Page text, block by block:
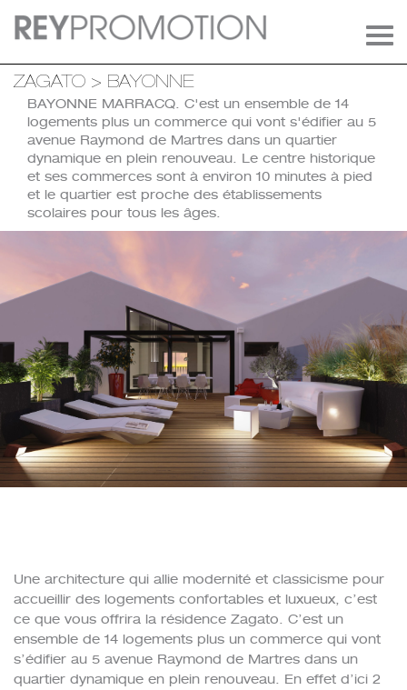
ZAGATO > BAYONNE
BAYONNE MARRACQ. C'est un ensemble de 14
logements plus un commerce qui vont s'édifier au 5
avenue Raymond de Martres dans un quartier
dynamique en plein renouveau. Le centre historique
et ses commerces sont à environ 10 minutes à pied
et le quartier est proche des établissements
scolaires pour tous les âges.
Une architecture qui allie modernité et classicisme pour
accueillir des logements confortables et luxueux, c’est
ce que vous offrira la résidence Zagato. C’est un
ensemble de 14 logements plus un commerce qui vont
s’édifier au 5 avenue Raymond de Martres dans un
quartier dynamique en plein renouveau. En effet d’ici 2